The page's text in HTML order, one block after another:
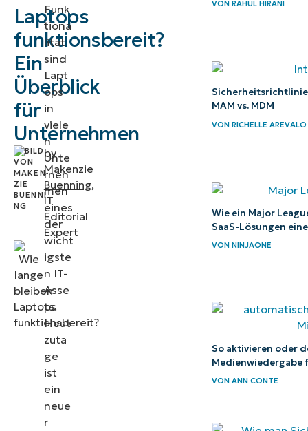
Laptops
funktionsbereit?
Ein
Überblick
für
Unternehmen
by
Makenzie
Buenning,
IT
Editorial
Expert
Wie viel
kostet
es,
Laptops
und PC’s
ersetzen?
Was sind die
Hauptursachen
für den Ausfall
von
Computern?
Wie kann ich
die
von Laptops
verlängern?
Funk
tiona
lität
sind
Lapt
ops
in
viele
n
Unte
rneh
men
eines
der
wicht
igste
n IT-
Asse
ts.
Heut
zuta
ge
ist
ein
neue
r
VON RAHUL HIRANI
MAM vs. MDM
VON RICHELLE AREVALO
Wie ein Major
SaaS-Lösungen
VON NINJAONE
So aktivieren oder
Medienwiedergabe
VON ANN CONTE